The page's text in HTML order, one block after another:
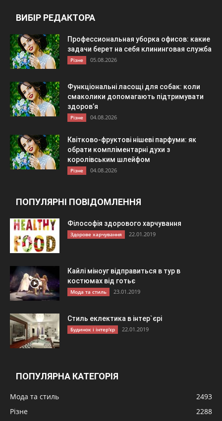
ВИБІР РЕДАКТОРА
Профессиональная уборка офисов: какие
задачи берет на себя клининговая служба
Різне 05.08.2026
Функціональні ласощі для собак: коли
смаколики допомагають підтримувати
здоров’я
Різне 04.08.2026
Квітково-фруктові нішеві парфуми: як
обрати компліментарні духи з
королівським шлейфом
Різне 04.08.2026
ПОПУЛЯРНІ ПОВІДОМЛЕННЯ
Філософія здорового харчування
Здорове харчування 22.01.2019
Кайлі міноуг відправиться в тур в
костюмах від готьє
Мода та стиль 23.01.2019
Стиль еклектика в інтер`єрі
Будинок і інтер'єр 22.01.2019
ПОПУЛЯРНА КАТЕГОРІЯ
Мода та стиль
2493
Різне
2288